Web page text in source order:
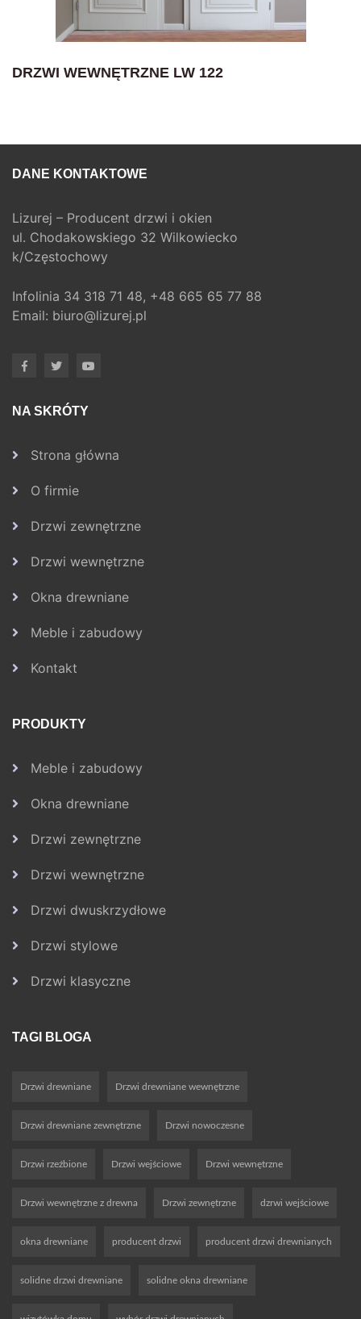
DRZWI WEWNĘTRZNE LW 122
DANE KONTAKTOWE
Lizurej – Producent drzwi i okien
ul. Chodakowskiego 32 Wilkowiecko
k/Częstochowy
Infolinia 34 318 71 48, +48 665 65 77 88
Email: biuro@lizurej.pl
NA SKRÓTY
Strona główna
O firmie
Drzwi zewnętrzne
Drzwi wewnętrzne
Okna drewniane
Meble i zabudowy
Kontakt
PRODUKTY
Meble i zabudowy
Okna drewniane
Drzwi zewnętrzne
Drzwi wewnętrzne
Drzwi dwuskrzydłowe
Drzwi stylowe
Drzwi klasyczne
TAGI BLOGA
Drzwi drewniane Drzwi drewniane wewnętrzne
Drzwi drewniane zewnętrzne Drzwi nowoczesne
Drzwi rzeźbione Drzwi wejściowe Drzwi wewnętrzne
Drzwi wewnętrzne z drewna Drzwi zewnętrzne dzrwi wejściowe
okna drewniane producent drzwi producent drzwi drewnianych
solidne drzwi drewniane solidne okna drewniane